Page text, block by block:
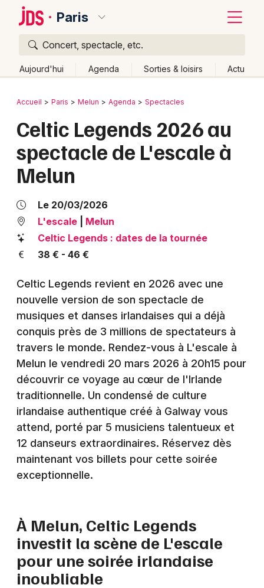
Paris
Concert, spectacle, etc.
Aujourd'hui Agenda Sorties & loisirs Actu
Publier un événement
Grands événements
Activité & Expérience
Manifestations
Foires & salons
Spectacles
Concerts
Sports
Soirées
Sorties famille
Expos
Sorties & loisirs
Bordeaux
Colmar
Lille
Marseille
Mulhouse
Nantes
Nice
Strasbourg
Toulouse
Toutes les villes
Retour
Accueil Paris Melun Agenda Spectacles
Celtic Legends 2026 au
spectacle de L'escale à
Melun
Le 20/03/2026
L'escale
Melun
Celtic Legends : dates de la tournée
38 € - 46 €
Celtic Legends revient en 2026 avec une
nouvelle version de son spectacle de
musiques et danses irlandaises qui a déjà
conquis près de 3 millions de spectateurs à
travers le monde. Rendez-vous à L'escale à
Melun le vendredi 20 mars 2026 à 20h15 pour
découvrir ce voyage au cœur de l'Irlande
traditionnelle. Un condensé de culture
irlandaise authentique créé à Galway vous
attend, porté par 5 musiciens talentueux et
12 danseurs extraordinaires. Réservez dès
maintenant vos billets pour cette soirée
exceptionnelle.
À Melun, Celtic Legends
investit la scène de L'escale
pour une soirée irlandaise
inoubliable
Quoi ?
Où ?
Partout
Près de moi Changer de lieu
Quand ?
Effacer les dates
Aujourd'hui